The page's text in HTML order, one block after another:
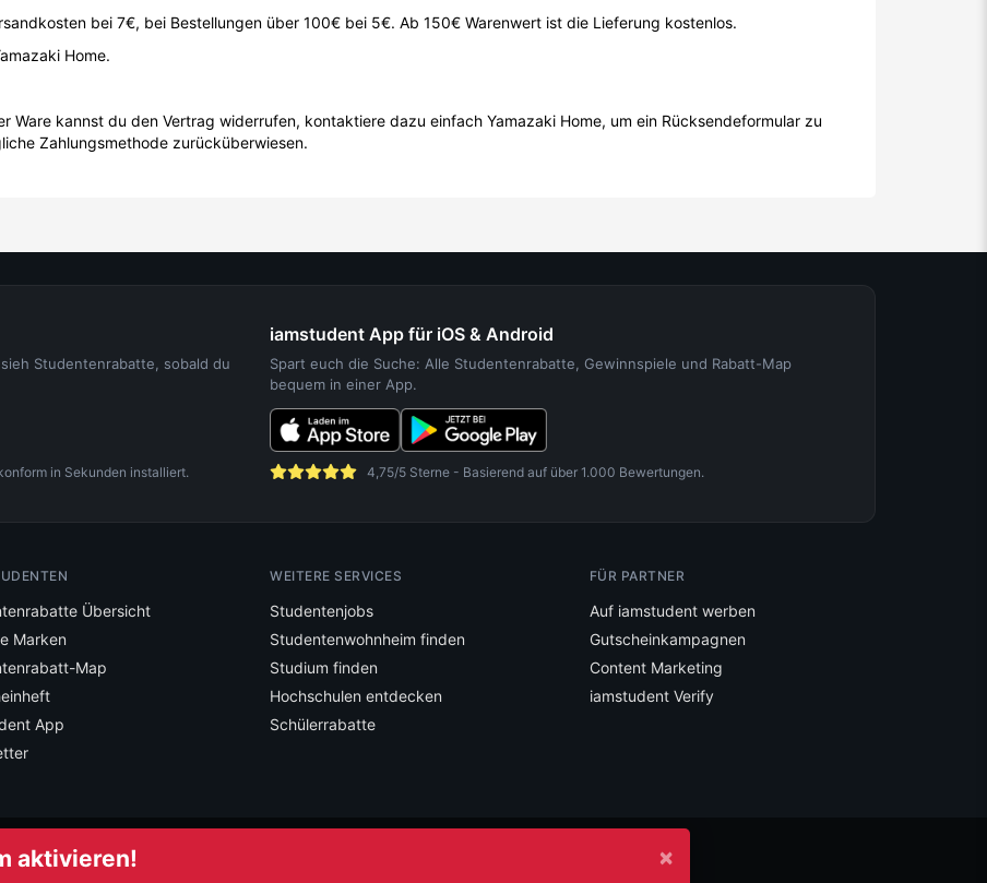
×
aktivieren!
bei 7€, bei Bestellungen über 100€ bei 5€. Ab 150€ Warenwert ist die Lieferung kostenlos.
Home.
Ware kannst du den Vertrag widerrufen, kontaktiere dazu einfach Yamazaki Home, um ein Rücksendeformular zu
Zahlungsmethode zurücküberwiesen.
Studentenrabatte, sobald du
in Sekunden installiert.
iamstudent App für iOS & Android
Spart euch die Suche: Alle Studentenrabatte, Gewinnspiele und Rabatt-Map
bequem in einer App.
4,75/5 Sterne - Basierend auf über 1.000 Bewertungen.
Übersicht
Marken
Map
App
WEITERE SERVICES
Studentenjobs
Studentenwohnheim finden
Studium finden
Hochschulen entdecken
Schülerrabatte
FÜR PARTNER
Auf iamstudent werben
Gutscheinkampagnen
Content Marketing
iamstudent Verify
und verpasse keine Deals mehr.